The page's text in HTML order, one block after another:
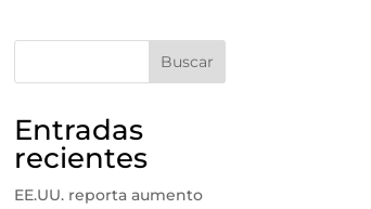
Buscar
Entradas
recientes
EE.UU. reporta aumento